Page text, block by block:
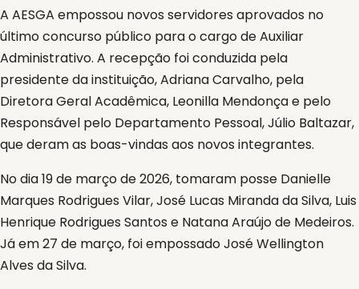
A AESGA empossou novos servidores aprovados no
último concurso público para o cargo de Auxiliar
Administrativo. A recepção foi conduzida pela
presidente da instituição, Adriana Carvalho, pela
Diretora Geral Acadêmica, Leonilla Mendonça e pelo
Responsável pelo Departamento Pessoal, Júlio Baltazar,
que deram as boas-vindas aos novos integrantes.
No dia 19 de março de 2026, tomaram posse Danielle
Marques Rodrigues Vilar, José Lucas Miranda da Silva, Luis
Henrique Rodrigues Santos e Natana Araújo de Medeiros.
Já em 27 de março, foi empossado José Wellington
Alves da Silva.